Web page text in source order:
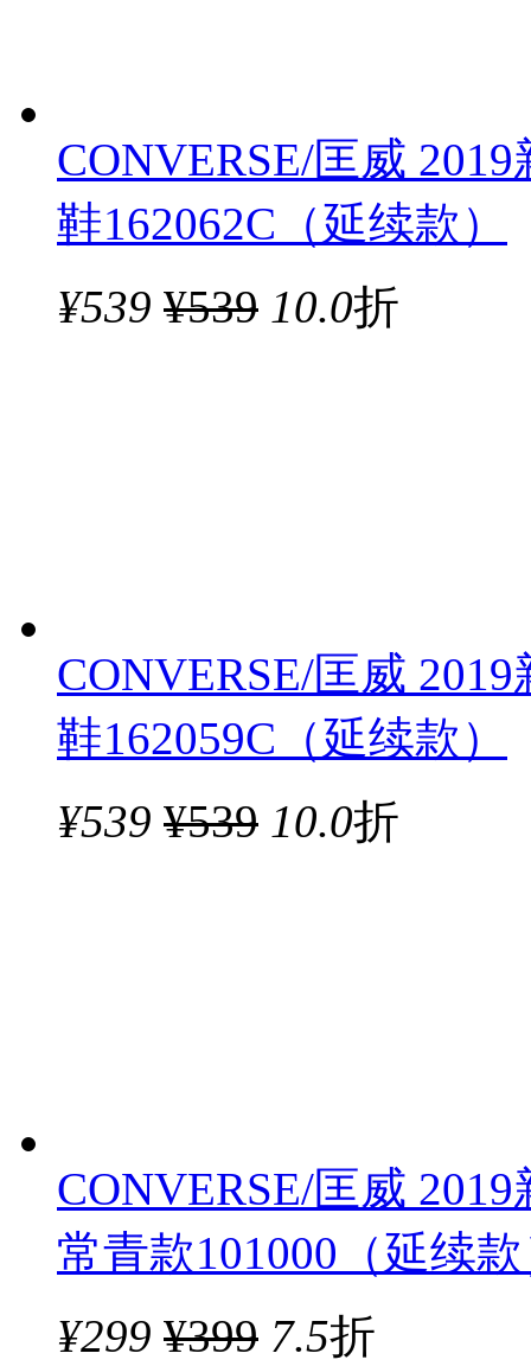
CONVERSE/匡威
鞋162062C（延续款）
¥539 ¥539 10.0折
CONVERSE/匡威
鞋162059C（延续款）
¥539 ¥539 10.0折
CONVERSE/匡威
常青款101000（延续
¥299 ¥399 7.5折